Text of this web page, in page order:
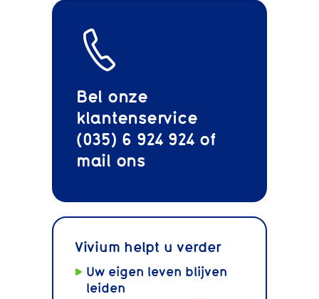
Bel onze
klantenservice
(035) 6 924 924 of
mail ons
Vivium helpt u verder
Uw eigen leven blijven
leiden